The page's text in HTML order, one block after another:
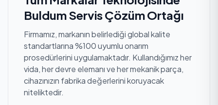
Buldum Servis Çözüm Ortağı
Firmamız, markanın belirlediği global kalite
standartlarına %100 uyumlu onarım
prosedürlerini uygulamaktadır. Kullandığımız her
vida, her devre elemanı ve her mekanik parça,
cihazınızın fabrika değerlerini koruyacak
niteliktedir.